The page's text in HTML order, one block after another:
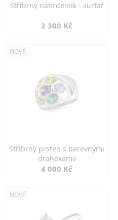
Stříbrný náhrdelník - surfař
2 300 Kč
NOVÉ
Stříbrný prsten s barevnými
drahokamy
4 000 Kč
NOVÉ